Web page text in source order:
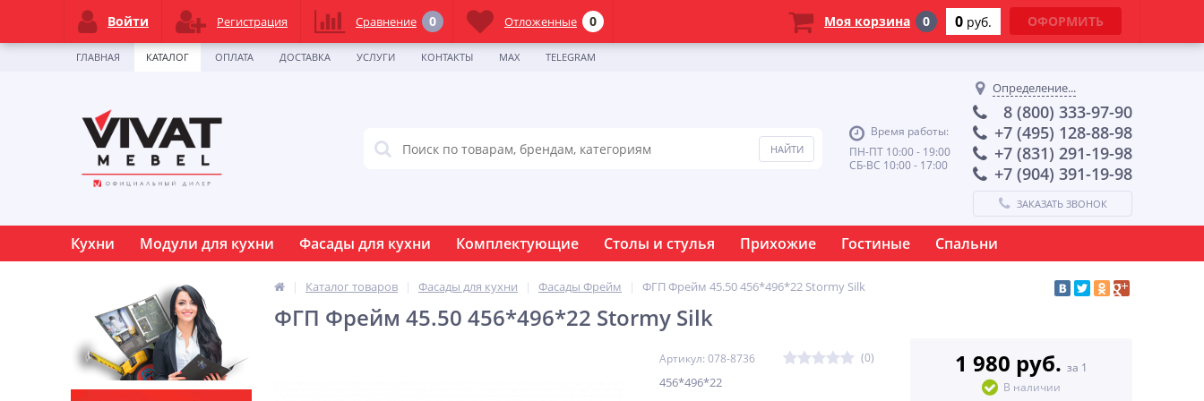
ГЛАВНАЯ КАТАЛОГ ОПЛАТА ДОСТАВКА УСЛУГИ КОНТАКТЫ MAX TELEGRAM
Время работы:
ПН-ПТ 10:00 - 19:00
СБ-ВС 10:00 - 17:00
Определение...
8 (800) 333-97-90
+7 (495) 128-88-98
+7 (831) 291-19-98
+7 (904) 391-19-98
ЗАКАЗАТЬ ЗВОНОК
Кухни Модули для кухни Фасады для кухни Комплектующие Столы и стулья Прихожие Гостиные Спальни
Каталог товаров Фасады для кухни Фасады Фрейм ФГП Фрейм 45.50 456*496*22 Stormy Silk
ФГП Фрейм 45.50 456*496*22 Stormy Silk
Артикул: 078-8736 (0)
456*496*22
1 980 руб. за 1
В наличии
Войти Регистрация Сравнение 0 Отложенные 0 Моя корзина 0 0 руб. ОФОРМИТЬ